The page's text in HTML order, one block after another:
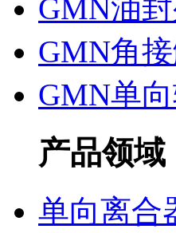
GMN油
GMN角
GMN单
产品领域
单向离合